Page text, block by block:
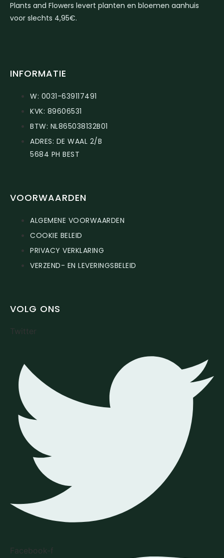
Plants and Flowers levert planten en bloemen aanhuis
voor slechts 4,95€.
INFORMATIE
W: 0031-639117491
KVK: 89606531
BTW: NL865038132B01
ADRES: DE WAAL 2/B
5684 PH BEST
VOORWAARDEN
ALGEMENE VOORWAARDEN
COOKIE BELEID
PRIVACY VERKLARING
VERZEND- EN LEVERINGSBELEID
VOLG ONS
Twitter
Facebook-f